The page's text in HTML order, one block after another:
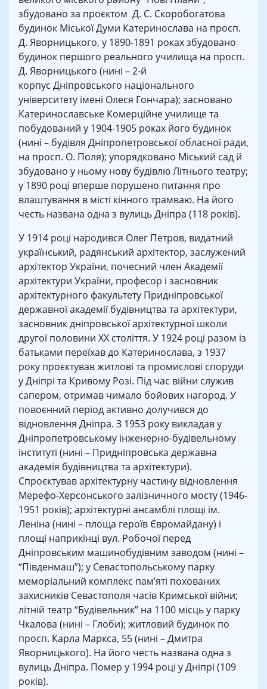
збудовано за проєктом Д. С. Скоробогатова
будинок Міської Думи Катеринослава на просп.
Д. Яворницького, у 1890-1891 роках збудовано
будинок першого реального училища на просп.
Д. Яворницького (нині – 2-й
корпус Дніпровського національного
університету імені Олеся Гончара); засновано
Катеринославське Комерційне училище та
побудований у 1904-1905 роках його будинок
(нині – будівля Дніпропетровської обласної ради,
на просп. О. Поля); упорядковано Міський сад й
збудовано у ньому нову будівлю Літнього театру;
у 1890 році вперше порушено питання про
влаштування в місті кінного трамваю. На його
честь названа одна з вулиць Дніпра (118 років).
У 1914 році народився Олег Петров, видатний
український, радянський архітектор, заслужений
архітектор України, почесний член Академії
архітектури України, професор і засновник
архітектурного факультету Придніпровської
державної академії будівництва та архітектури,
засновник дніпровської архітектурної школи
другої половини XX століття. У 1924 році разом із
батьками переїхав до Катеринослава, з 1937
року проєктував житлові та промислові споруди
у Дніпрі та Кривому Розі. Під час війни служив
сапером, отримав чимало бойових нагород. У
повоєнний період активно долучився до
відновлення Дніпра. З 1953 року викладав у
Дніпропетровському інженерно-будівельному
інституті (нині – Придніпровська державна
академія будівництва та архітектури).
Спроєктував архітектурну частину відновлення
Мерефо-Херсонського залізничного мосту (1946-
1951 років); архітектурні ансамблі площі ім.
Леніна (нині – площа героїв Євромайдану) і
площі наприкінці вул. Робочої перед
Дніпровським машинобудівним заводом (нині –
“Південмаш”); у Севастопольському парку
меморіальний комплекс пам’яті похованих
захисників Севастополя часів Кримської війни;
літній театр “Будівельник” на 1100 місць у парку
Чкалова (нині – Глоби); житловий будинок по
просп. Карла Маркса, 55 (нині – Дмитра
Яворницького). На його честь названа одна з
вулиць Дніпра. Помер у 1994 році у Дніпрі (109
років).